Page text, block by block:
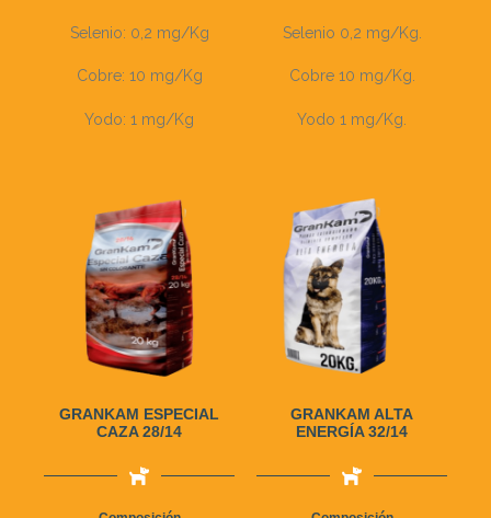
Selenio: 0,2 mg/Kg
Cobre: 10 mg/Kg
Yodo: 1 mg/Kg
Selenio 0,2 mg/Kg.
Cobre 10 mg/Kg.
Yodo 1 mg/Kg.
GRANKAM ESPECIAL
CAZA 28/14
GRANKAM ALTA
ENERGÍA 32/14